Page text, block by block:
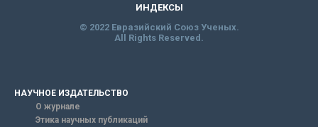
ИНДЕКСЫ
© 2022 Евразийский Союз Ученых.
All Rights Reserved.
НАУЧНОЕ ИЗДАТЕЛЬСТВО
О журнале
Этика научных публикаций